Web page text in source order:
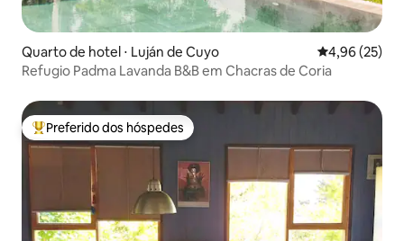
Quarto de hotel ⋅ Luján de Cuyo 4,96 de uma
4,96 (25)
Refugio Padma Lavanda B&B em Chacras de Coria
Entre os melhores preferidos dos hóspedes
Preferido dos hóspedes